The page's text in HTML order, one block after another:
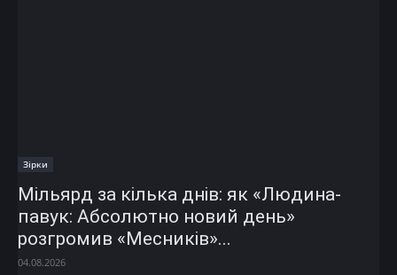
Зірки
Мільярд за кілька днів: як «Людина-
павук: Абсолютно новий день»
розгромив «Месників»...
04.08.2026